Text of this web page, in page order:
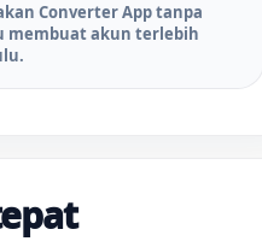
Converter App tanpa
membuat akun terlebih